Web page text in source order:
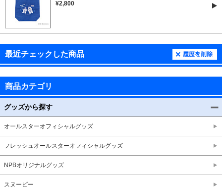
¥2,800
最近チェックした商品
商品カテゴリ
グッズから探す
オールスターオフィシャルグッズ
フレッシュオールスターオフィシャルグッズ
NPBオリジナルグッズ
スヌーピー